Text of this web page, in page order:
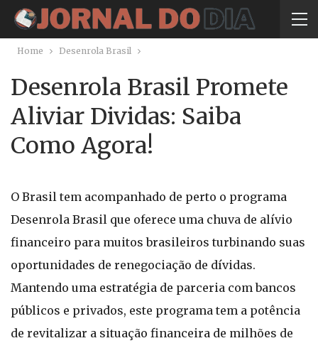
Home Desenrola Brasil
Desenrola Brasil Promete
Aliviar Dividas: Saiba
Como Agora!
O Brasil tem acompanhado de perto o programa
Desenrola Brasil que oferece uma chuva de alívio
financeiro para muitos brasileiros turbinando suas
oportunidades de renegociação de dívidas.
Mantendo uma estratégia de parceria com bancos
públicos e privados, este programa tem a potência
de revitalizar a situação financeira de milhões de